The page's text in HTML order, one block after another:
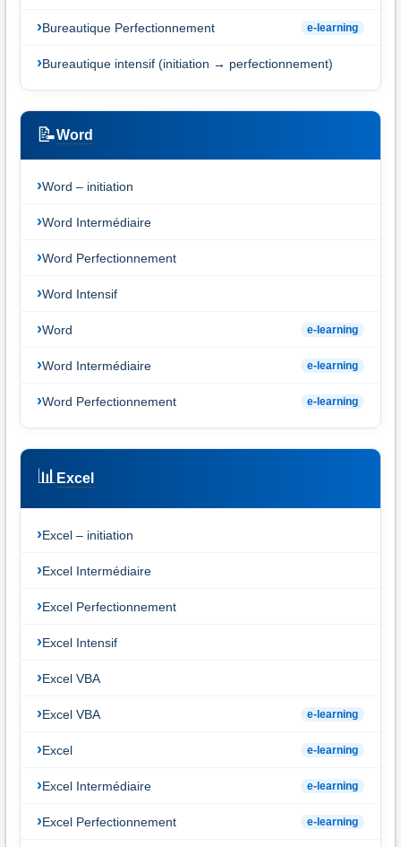
Bureautique Perfectionnement e-learning
Bureautique intensif (initiation → perfectionnement)
📝Word
Word – initiation
Word Intermédiaire
Word Perfectionnement
Word Intensif
Word e-learning
Word Intermédiaire e-learning
Word Perfectionnement e-learning
📊 Excel
Excel – initiation
Excel Intermédiaire
Excel Perfectionnement
Excel Intensif
Excel VBA
Excel VBA e-learning
Excel e-learning
Excel Intermédiaire e-learning
Excel Perfectionnement e-learning